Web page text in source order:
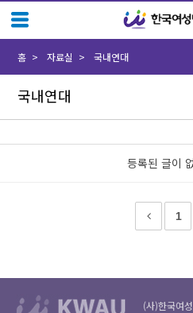
국내연대
홈 자료실 국내연대
등록된 글이
1
(사)한국여